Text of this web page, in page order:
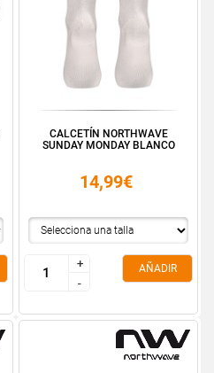
CALCETÍN NORTHWAVE
SUNDAY MONDAY BLANCO
14,99€
+
-
+
-
AÑADIR